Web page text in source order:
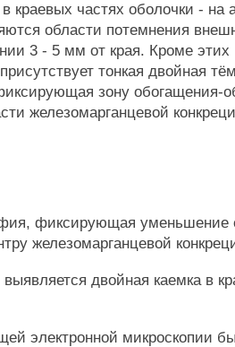
краевых частях оболочки - на
области потемнения
3 - 5 мм от края. Кроме
тонкая двойная
зону обогащения-
железомарганцевой
фиксирующая уменьшение
железомарганцевой
двойная каемка в
электронной микроскопии